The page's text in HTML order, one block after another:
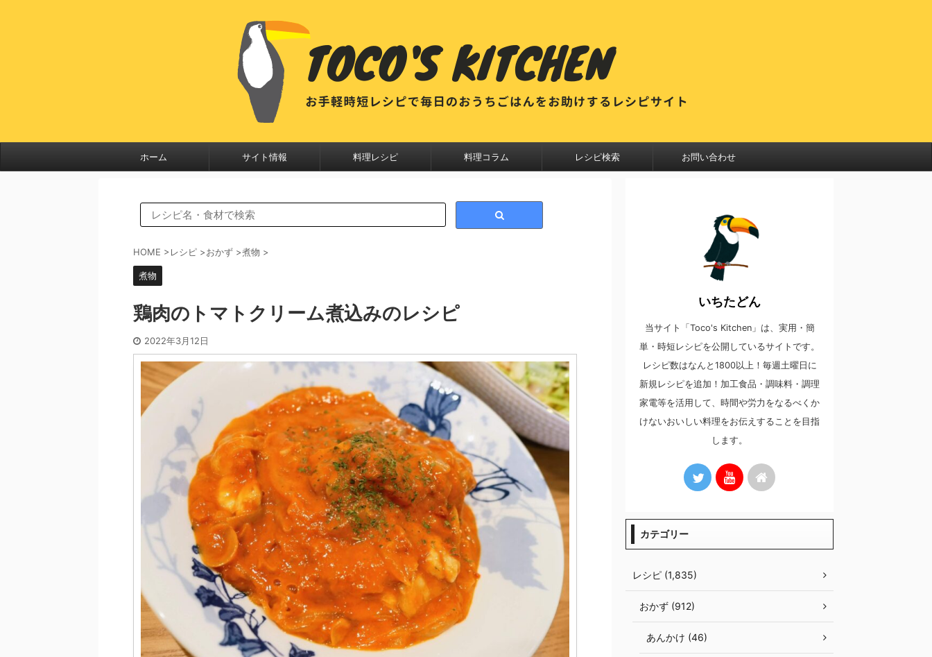
ホーム サイト情報 料理レシピ 料理コラム レシピ検索 お問い合わせ
HOME >レシピ >おかず >煮物 >
煮物
鶏肉のトマトクリーム煮込みのレシピ
2022年3月12日
いちたどん
当サイト「Toco's Kitchen」は、実用・簡
単・時短レシピを公開しているサイトです。
レシピ数はなんと1800以上！毎週土曜日に
新規レシピを追加！加工食品・調味料・調理
家電等を活用して、時間や労力をなるべくか
けないおいしい料理をお伝えすることを目指
します。
カテゴリー
レシピ (1,835)
おかず (912)
あんかけ (46)